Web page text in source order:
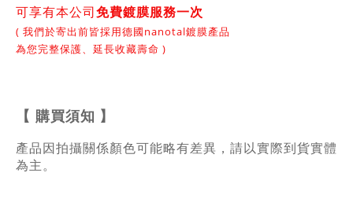
可享有本公司免費鍍膜服務一次
( 我們於寄出前皆採用德國nanotal鍍膜產品
為您完整保護、延長收藏壽命 )
【 購買須知 】
產品因拍攝關係顏色可能略有差異，請以實際到貨實體
為主。